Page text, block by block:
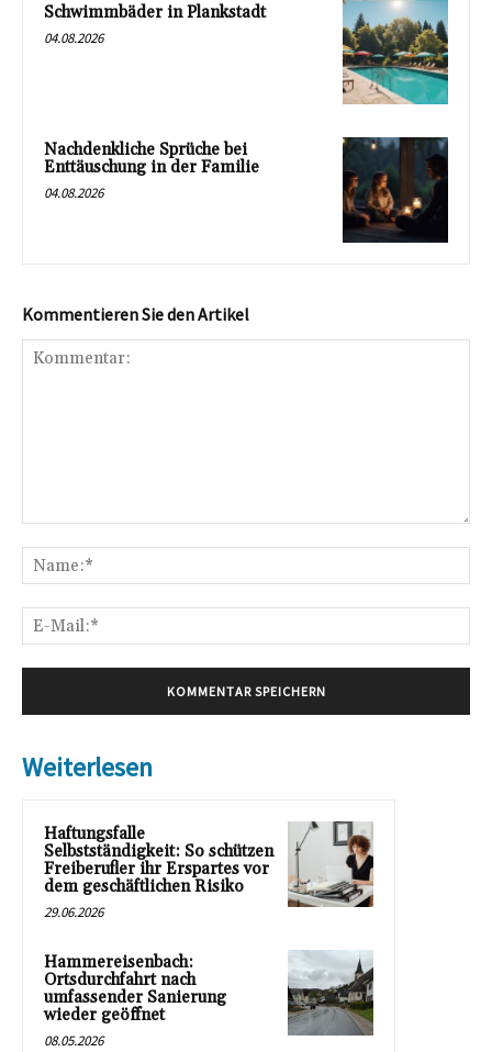
Schwimmbäder in Plankstadt
04.08.2026
Nachdenkliche Sprüche bei
Enttäuschung in der Familie
04.08.2026
Kommentieren Sie den Artikel
Weiterlesen
Haftungsfalle
Selbstständigkeit: So schützen
Freiberufler ihr Erspartes vor
dem geschäftlichen Risiko
29.06.2026
Hammereisenbach:
Ortsdurchfahrt nach
umfassender Sanierung
wieder geöffnet
08.05.2026